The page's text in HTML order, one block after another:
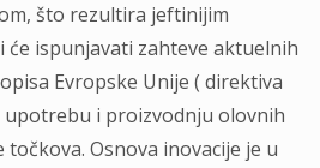
što rezultira jeftinijim
će ispunjavati zahteve aktuelnih
Evropske Unije ( direktiva
upotrebu i proizvodnju olovnih
Osnova inovacije je u